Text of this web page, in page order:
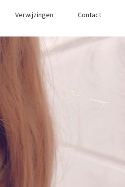
Verwijzingen Contact